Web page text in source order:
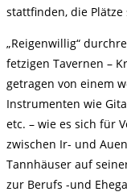
stattfinden, die
„Reigenwillig“
fetzigen Tavernen –
getragen von einem
Instrumenten wie
etc. – wie es sich für
zwischen Ir- und
Tannhäuser auf
zur Berufs -und